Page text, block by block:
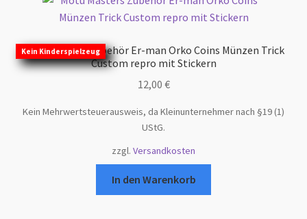
Kein Kinderspielzeug
Motu Masters Zubehör Er-man Orko Coins Münzen Trick
Custom repro mit Stickern
12,00 €
Kein Mehrwertsteuerausweis, da Kleinunternehmer nach §19 (1)
UStG.
zzgl. Versandkosten
In den Warenkorb